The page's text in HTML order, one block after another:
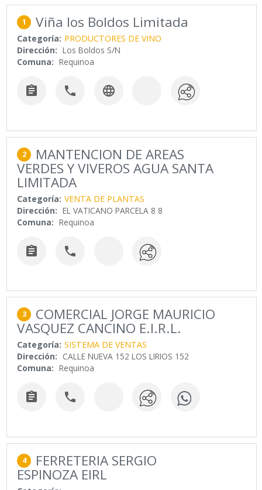
1 Viña los Boldos Limitada
Categoría: PRODUCTORES DE VINO
Dirección: Los Boldos S/N
Comuna: Requinoa
  
2 MANTENCION DE AREAS
VERDES Y VIVEROS AGUA SANTA
LIMITADA
Categoría: VENTA DE PLANTAS
Dirección: EL VATICANO PARCELA 8 8
Comuna: Requinoa
 
3 COMERCIAL JORGE MAURICIO
VASQUEZ CANCINO E.I.R.L.
Categoría: SISTEMA DE VENTAS
Dirección: CALLE NUEVA 152 LOS LIRIOS 152
Comuna: Requinoa
 
4 FERRETERIA SERGIO
ESPINOZA EIRL